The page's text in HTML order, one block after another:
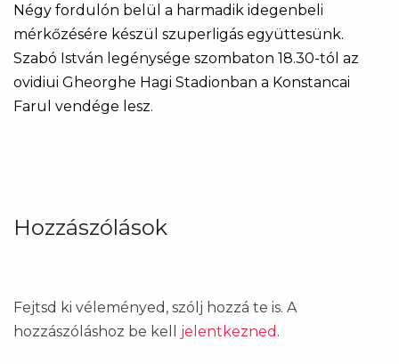
Négy fordulón belül a harmadik idegenbeli
mérkőzésére készül szuperligás együttesünk.
Szabó István legénysége szombaton 18.30-tól az
ovidiui Gheorghe Hagi Stadionban a Konstancai
Farul vendége lesz.
Hozzászólások
Fejtsd ki véleményed, szólj hozzá te is. A
hozzászóláshoz be kell jelentkezned .